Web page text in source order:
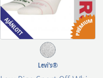
Levi's®